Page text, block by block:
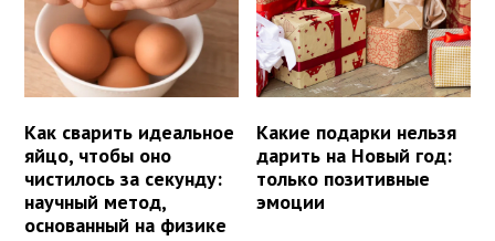
Как сварить идеальное
яйцо, чтобы оно
чистилось за секунду:
научный метод,
основанный на физике
Какие подарки нельзя
дарить на Новый год:
только позитивные
эмоции